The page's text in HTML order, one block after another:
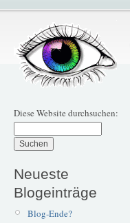
Diese Website durchsuchen:
Neueste
Blogeinträge
Blog-Ende?